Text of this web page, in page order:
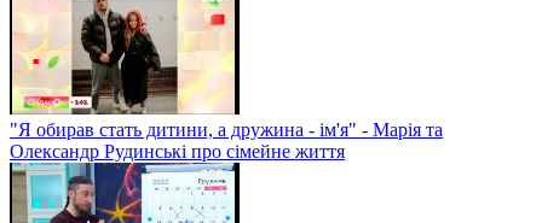
"Я обирав стать дитини, а дружина - ім'я" - Марія та
Олександр Рудинські про сімейне життя